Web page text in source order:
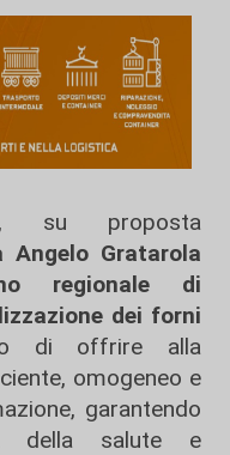
, su proposta
Angelo Gratarola
regionale di
dei forni
di offrire alla
omogeneo e
garantendo
della salute e